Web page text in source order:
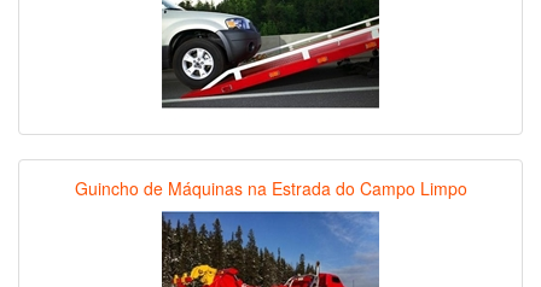
Guincho de Máquinas na Estrada do Campo Limpo